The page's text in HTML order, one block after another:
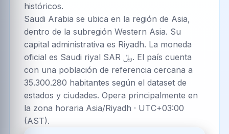
históricos.
Saudi Arabia se ubica en la región de Asia,
dentro de la subregión Western Asia. Su
capital administrativa es Riyadh. La moneda
oficial es Saudi riyal SAR ﷼. El país cuenta
con una población de referencia cercana a
35.300.280 habitantes según el dataset de
estados y ciudades. Opera principalmente en
la zona horaria Asia/Riyadh · UTC+03:00
(AST).